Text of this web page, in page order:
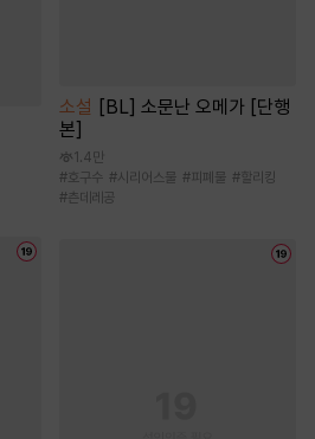
소설
[BL] 소문난 오메가 [단행
본]
1.4만
#호구수 #시리어스물 #피폐물 #할리킹
#츤데레공